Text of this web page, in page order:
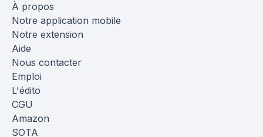
À propos
Notre application mobile
Notre extension
Aide
Nous contacter
Emploi
L'édito
CGU
Amazon
SOTA